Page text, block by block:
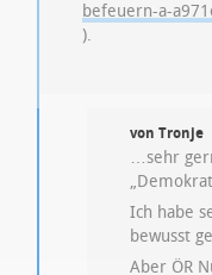
befeuern-a-
).
von Tronje
…sehr
Ich habe
bewusst
Aber ÖR